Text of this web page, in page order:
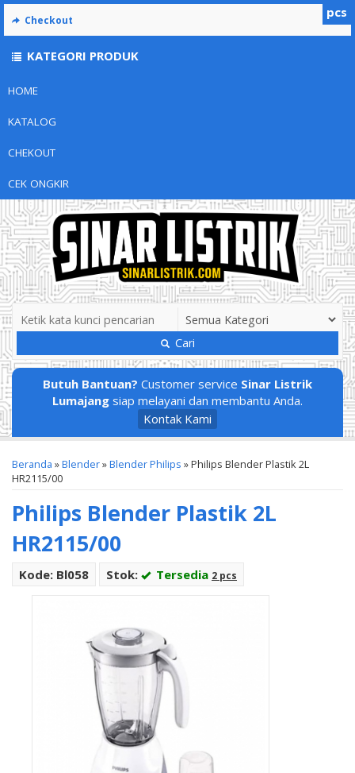
HOME
KATALOG
CHEKOUT
CEK ONGKIR
Cari
Butuh Bantuan? Customer service Sinar Listrik
Lumajang siap melayani dan membantu Anda.
Kontak Kami
Beranda »Blender»Blender Philips »Philips Blender Plastik 2L
HR2115/00
Philips Blender Plastik 2L
HR2115/00
Kode: Bl058 Stok: Tersedia 2 pcs
pcs
Checkout
KATEGORI PRODUK